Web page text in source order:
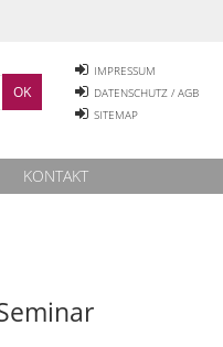
IMPRESSUM
DATENSCHUTZ / AGB
SITEMAP
KONTAKT